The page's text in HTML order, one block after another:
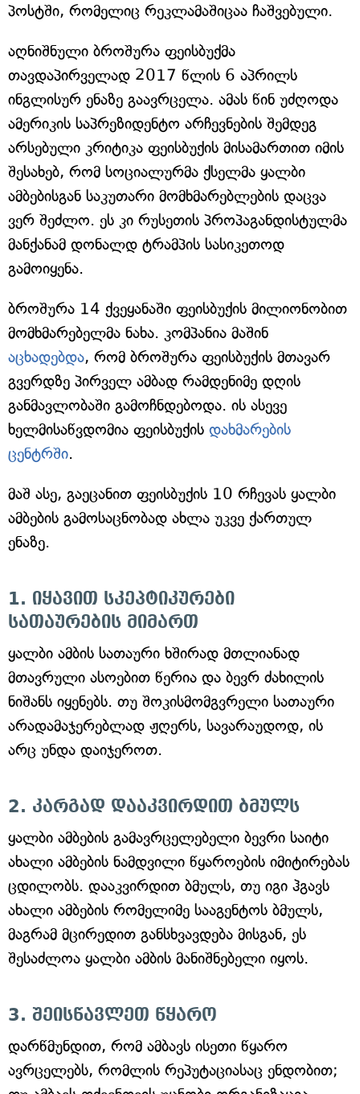
პოსტში, რომელიც რეკლამაშიცაა ჩაშვებული.
აღნიშნული ბროშურა ფეისბუქმა
თავდაპირველად 2017 წლის 6 აპრილს
ინგლისურ ენაზე გაავრცელა. ამას წინ უძღოდა
ამერიკის საპრეზიდენტო არჩევნების შემდეგ
არსებული კრიტიკა ფეისბუქის მისამართით იმის
შესახებ, რომ სოციალურმა ქსელმა ყალბი
ამბებისგან საკუთარი მომხმარებლების დაცვა
ვერ შეძლო. ეს კი რუსეთის პროპაგანდისტულმა
მანქანამ დონალდ ტრამპის სასიკეთოდ
გამოიყენა.
ბროშურა 14 ქვეყანაში ფეისბუქის მილიონობით
მომხმარებელმა ნახა. კომპანია მაშინ
აცხადებდა, რომ ბროშურა ფეისბუქის მთავარ
გვერდზე პირველ ამბად რამდენიმე დღის
განმავლობაში გამოჩნდებოდა. ის ასევე
ხელმისაწვდომია ფეისბუქის დახმარების
ცენტრში.
მაშ ასე, გაეცანით ფეისბუქის 10 რჩევას ყალბი
ამბების გამოსაცნობად ახლა უკვე ქართულ
ენაზე.
1. იყავით სკეპტიკურები
სათაურების მიმართ
ყალბი ამბის სათაური ხშირად მთლიანად
მთავრული ასოებით წერია და ბევრ ძახილის
ნიშანს იყენებს. თუ შოკისმომგვრელი სათაური
არადამაჯერებლად ჟღერს, სავარაუდოდ, ის
არც უნდა დაიჯეროთ.
2. კარგად დააკვირდით ბმულს
ყალბი ამბების გამავრცელებელი ბევრი საიტი
ახალი ამბების ნამდვილი წყაროების იმიტირებას
ცდილობს. დააკვირდით ბმულს, თუ იგი ჰგავს
ახალი ამბების რომელიმე სააგენტოს ბმულს,
მაგრამ მცირედით განსხვავდება მისგან, ეს
შესაძლოა ყალბი ამბის მანიშნებელი იყოს.
3. შეისწავლეთ წყარო
დარწმუნდით, რომ ამბავს ისეთი წყარო
ავრცელებს, რომლის რეპუტაციასაც ენდობით;